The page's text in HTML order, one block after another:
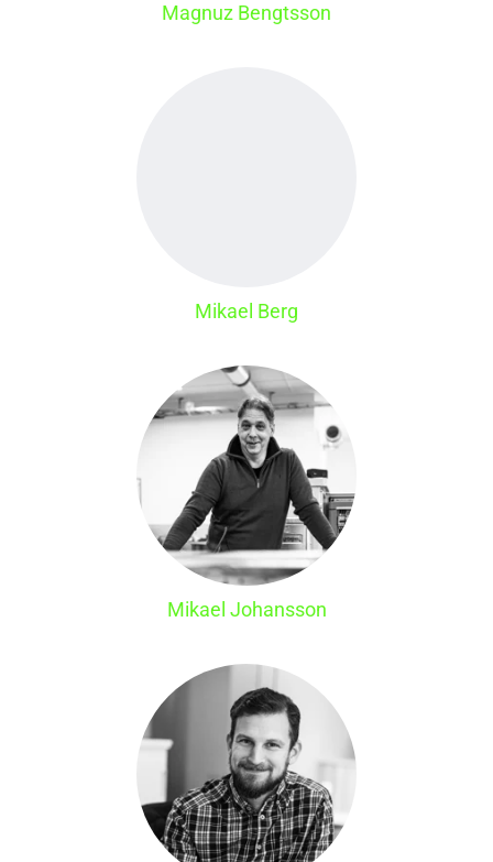
Magnuz Bengtsson
Mikael Berg
Mikael Johansson